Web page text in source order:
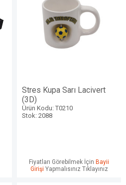
Stres Kupa Sarı Lacivert
(3D)
Ürün Kodu: T0210
Stok: 2088
Fiyatları Görebilmek İçin Bayii
Girişi Yapmalısınız Tıklayınız